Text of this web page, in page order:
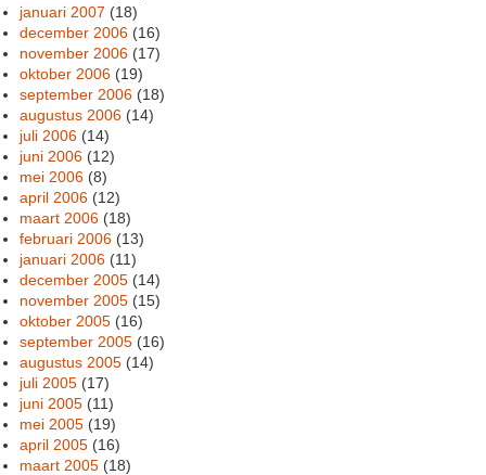
januari 2007 (18)
december 2006 (16)
november 2006 (17)
oktober 2006 (19)
september 2006 (18)
augustus 2006 (14)
juli 2006 (14)
juni 2006 (12)
mei 2006 (8)
april 2006 (12)
maart 2006 (18)
februari 2006 (13)
januari 2006 (11)
december 2005 (14)
november 2005 (15)
oktober 2005 (16)
september 2005 (16)
augustus 2005 (14)
juli 2005 (17)
juni 2005 (11)
mei 2005 (19)
april 2005 (16)
maart 2005 (18)